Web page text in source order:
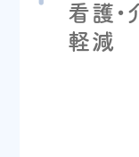
看護
軽減